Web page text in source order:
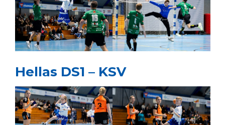
Hellas DS1 – KSV